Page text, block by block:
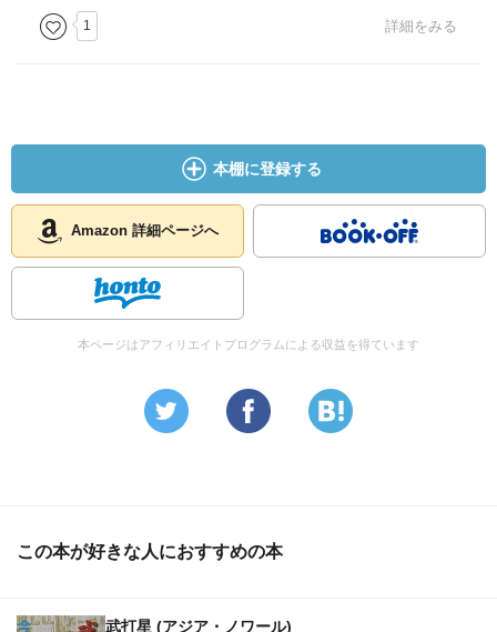
1 詳細をみる
本棚に登録する
Amazon 詳細ページへ
本ページはアフィリエイトプログラムによる収益を得ています
この本が好きな人におすすめの本
武打星 (アジア・ノワール)